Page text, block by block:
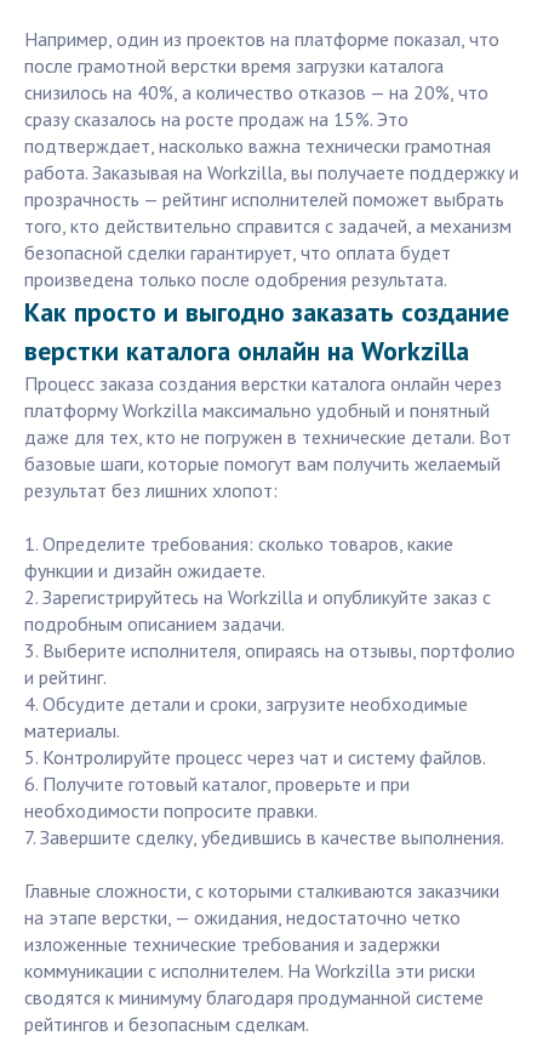
Например, один из проектов на платформе показал, что
после грамотной верстки время загрузки каталога
снизилось на 40%, а количество отказов — на 20%, что
сразу сказалось на росте продаж на 15%. Это
подтверждает, насколько важна технически грамотная
работа. Заказывая на Workzilla, вы получаете поддержку и
прозрачность — рейтинг исполнителей поможет выбрать
того, кто действительно справится с задачей, а механизм
безопасной сделки гарантирует, что оплата будет
произведена только после одобрения результата.
Как просто и выгодно заказать создание
верстки каталога онлайн на Workzilla
Процесс заказа создания верстки каталога онлайн через
платформу Workzilla максимально удобный и понятный
даже для тех, кто не погружен в технические детали. Вот
базовые шаги, которые помогут вам получить желаемый
результат без лишних хлопот:
1. Определите требования: сколько товаров, какие
функции и дизайн ожидаете.
2. Зарегистрируйтесь на Workzilla и опубликуйте заказ с
подробным описанием задачи.
3. Выберите исполнителя, опираясь на отзывы, портфолио
и рейтинг.
4. Обсудите детали и сроки, загрузите необходимые
материалы.
5. Контролируйте процесс через чат и систему файлов.
6. Получите готовый каталог, проверьте и при
необходимости попросите правки.
7. Завершите сделку, убедившись в качестве выполнения.
Главные сложности, с которыми сталкиваются заказчики
на этапе верстки, — ожидания, недостаточно четко
изложенные технические требования и задержки
коммуникации с исполнителем. На Workzilla эти риски
сводятся к минимуму благодаря продуманной системе
рейтингов и безопасным сделкам.